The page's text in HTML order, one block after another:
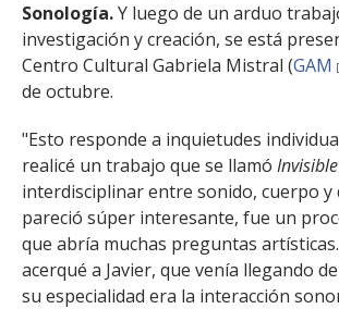
Sonología.Y luego de un arduo
investigación y creación, se está
Centro Cultural Gabriela Mistral (GAM
de octubre.
"Esto responde a inquietudes
realicé un trabajo que se llamó Invisible
interdisciplinar entre sonido, cuerpo y
pareció súper interesante, fue un
que abría muchas preguntas
acerqué a Javier, que venía llegando
su especialidad era la interacción